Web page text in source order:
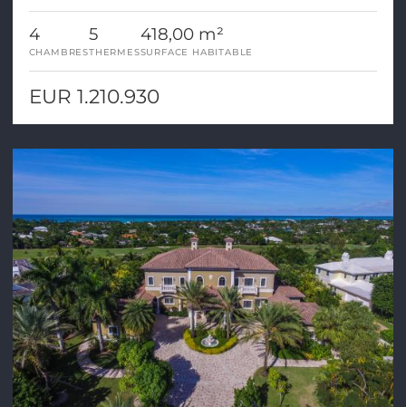
4
CHAMBRES
5
THERMES
418,00 m²
SURFACE HABITABLE
EUR 1.210.930